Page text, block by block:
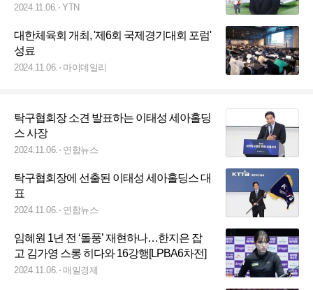
2024.11.06. YTN
대한체육회 개최, '제6회 국제경기대회 포럼'
성료
2024.11.06. 마이데일리
탁구협회장 소견 발표하는 이태성 세아홀딩
스 사장
2024.11.06. 연합뉴스
탁구협회장에 선출된 이태성 세아홀딩스 대
표
2024.11.06. 연합뉴스
임혜원 1년 전 ‘돌풍’ 재현하나…한지은 잡
고 김가영 스롱 히다와 16강행[LPBA6차전]
2024.11.06. 매일경제